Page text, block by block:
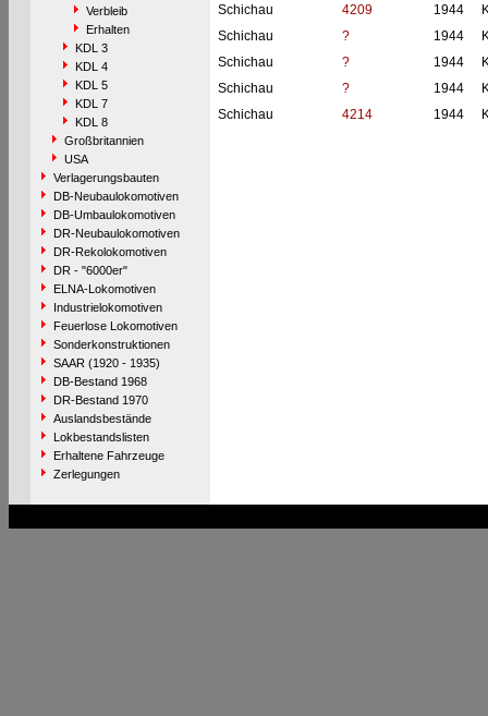
Verbleib
Erhalten
KDL 3
KDL 4
KDL 5
KDL 7
KDL 8
Großbritannien
USA
Verlagerungsbauten
DB-Neubaulokomotiven
DB-Umbaulokomotiven
DR-Neubaulokomotiven
DR-Rekolokomotiven
DR - "6000er"
ELNA-Lokomotiven
Industrielokomotiven
Feuerlose Lokomotiven
Sonderkonstruktionen
SAAR (1920 - 1935)
DB-Bestand 1968
DR-Bestand 1970
Auslandsbestände
Lokbestandslisten
Erhaltene Fahrzeuge
Zerlegungen
Schichau
4209 1944
Schichau
? 1944
Schichau
? 1944
Schichau
? 1944
Schichau
4214 1944